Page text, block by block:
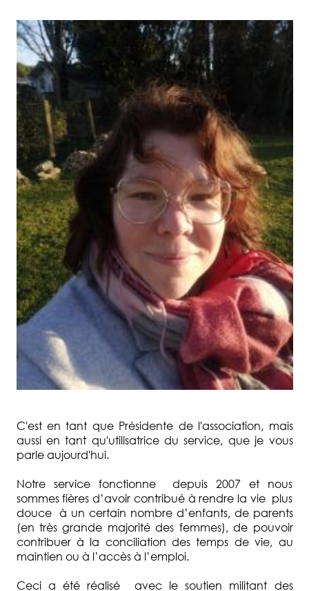
C'est en tant que Présidente de l'association, mais
aussi en tant qu'utilisatrice du service, que je vous
parle aujourd'hui.
Notre service fonctionne depuis 2007 et nous
sommes fières d’avoir contribué à rendre la vie plus
douce à un certain nombre d’enfants, de parents
(en très grande majorité des femmes), de pouvoir
contribuer à la conciliation des temps de vie, au
maintien ou à l’accès à l’emploi.
Ceci a été réalisé avec le soutien militant des